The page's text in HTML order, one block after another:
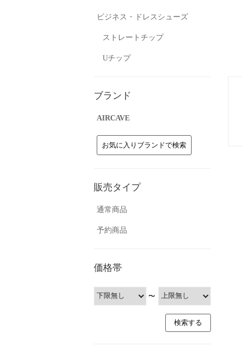
ビジネス・ドレスシューズ
ストレートチップ
Uチップ
ブランド
AIRCAVE
お気に入りブランドで検索
販売タイプ
通常商品
予約商品
価格帯
〜